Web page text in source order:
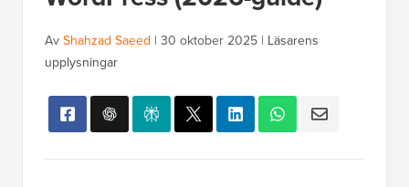
Av Shahzad Saeed | 30 oktober 2025 | Läsarens
upplysningar